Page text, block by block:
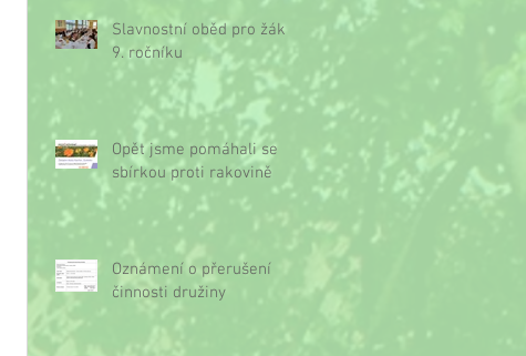
Slavnostní oběd pro žáky
9. ročníku
Opět jsme pomáhali se
sbírkou proti rakovině
Oznámení o přerušení
činnosti družiny